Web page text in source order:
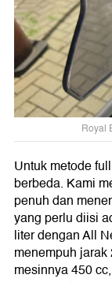
Royal
Untuk metode
berbeda. Kami
penuh dan
yang perlu diisi
liter dengan All
menempuh
mesinnya 450